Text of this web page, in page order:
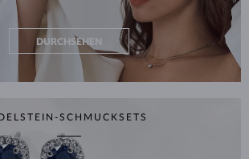
DURCHSEHEN
SCHMUCKSETS